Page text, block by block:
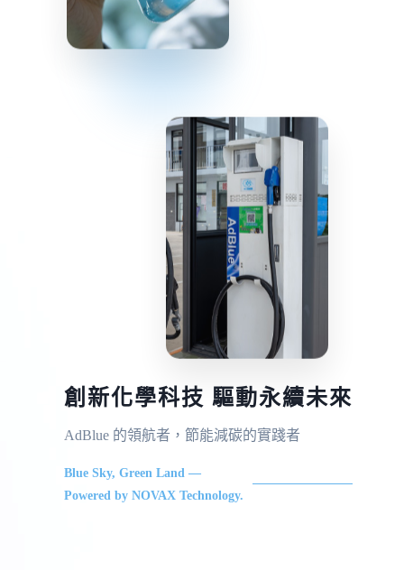
創新化學科技 驅動永續未來
AdBlue 的領航者，節能減碳的實踐者
Blue Sky, Green Land —
Powered by NOVAX Technology.